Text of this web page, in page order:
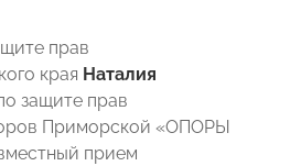
прав
края Наталия
защите прав
Приморской «ОПОРЫ
прием